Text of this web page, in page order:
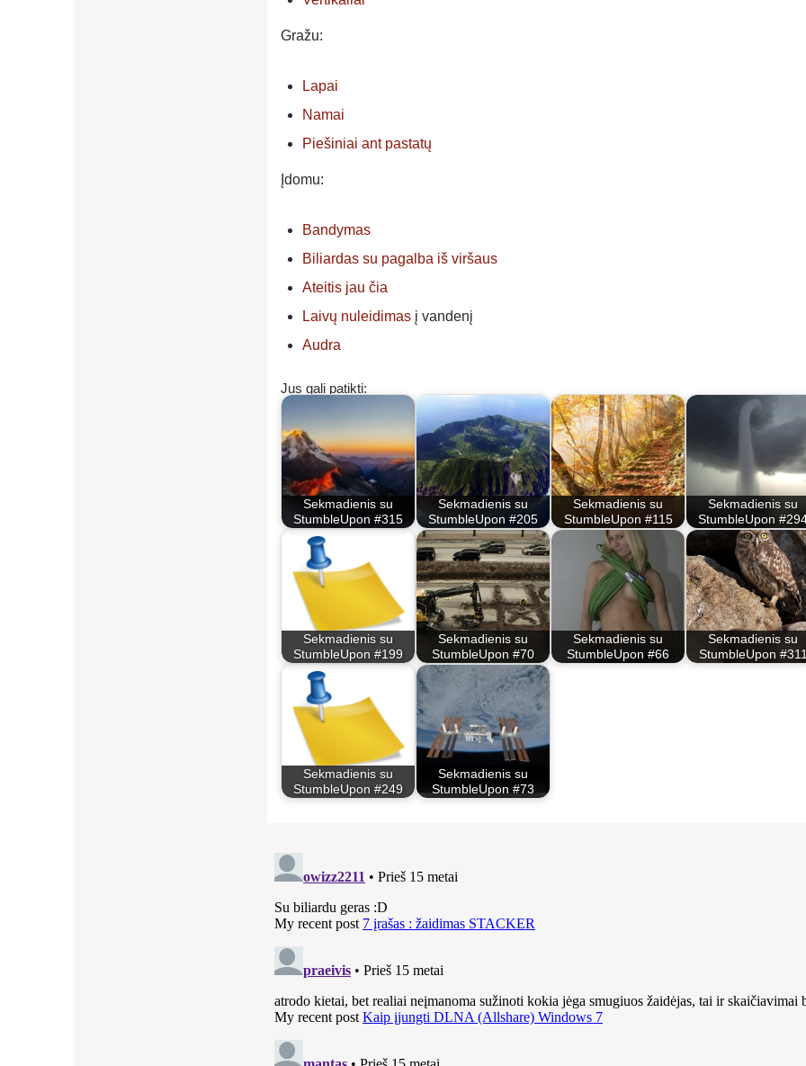
Gražu:
Lapai
Namai
Piešiniai ant pastatų
Įdomu:
Bandymas
Biliardas su pagalba iš viršaus
Ateitis jau čia
Laivų nuleidimas į vandenį
Audra
Jus gali patikti:
Sekmadienis su
StumbleUpon #315
Sekmadienis su
StumbleUpon #205
Sekmadienis su
StumbleUpon #115
Sekmadienis su
StumbleUpon
Sekmadienis su
StumbleUpon #199
Sekmadienis su
StumbleUpon #70
Sekmadienis su
StumbleUpon #66
Sekmadienis su
StumbleUpon
Sekmadienis su
StumbleUpon #249
Sekmadienis su
StumbleUpon #73